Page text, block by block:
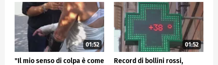
01:52
"Il mio senso di colpa è come
01:52
Record di bollini rossi,